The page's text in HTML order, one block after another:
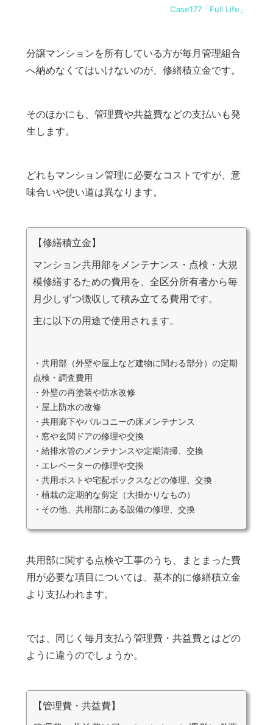
Case177「Full Life」
分譲マンションを所有している方が毎月管理組合
へ納めなくてはいけないのが、修繕積立金です。
そのほかにも、管理費や共益費などの支払いも発
生します。
どれもマンション管理に必要なコストですが、意
味合いや使い道は異なります。
【修繕積立金】
マンション共用部をメンテナンス・点検・大規
模修繕するための費用を、全区分所有者から毎
月少しずつ徴収して積み立てる費用です。
主に以下の用途で使用されます。
・共用部（外壁や屋上など建物に関わる部分）の定期
点検・調査費用
・外壁の再塗装や防水改修
・屋上防水の改修
・共用廊下やバルコニーの床メンテナンス
・窓や玄関ドアの修理や交換
・給排水管のメンテナンスや定期清掃、交換
・エレベーターの修理や交換
・共用ポストや宅配ボックスなどの修理、交換
・植栽の定期的な剪定（大掛かりなもの）
・その他、共用部にある設備の修理、交換
共用部に関する点検や工事のうち、まとまった費
用が必要な項目については、基本的に修繕積立金
より支払われます。
では、同じく毎月支払う管理費・共益費とはどの
ように違うのでしょうか。
【管理費・共益費】